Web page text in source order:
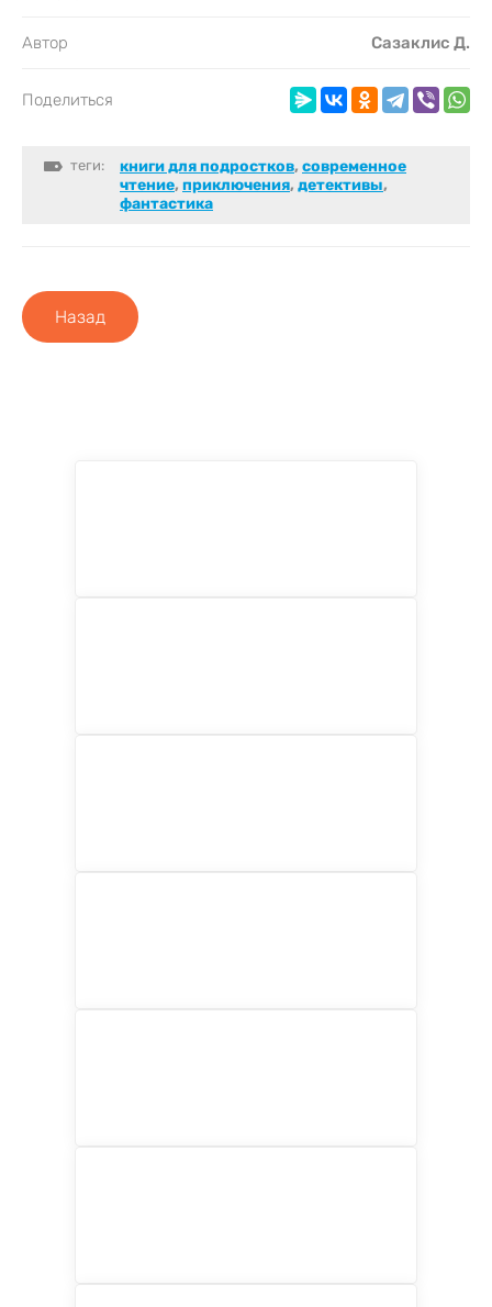
Автор Сазаклис Д.
Поделиться
теги: книги для подростков, cовременное
чтение, приключения, детективы,
фантастика
Назад